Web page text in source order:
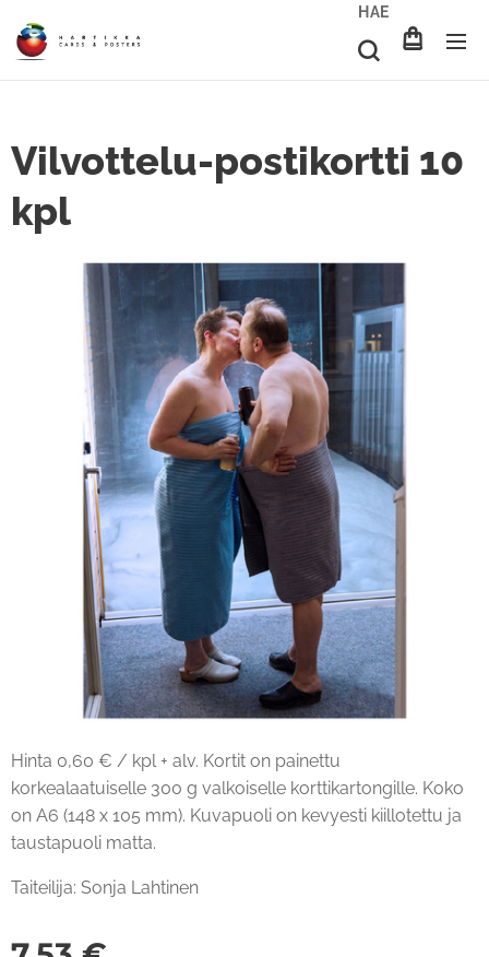
HAE
Vilvottelu-postikortti 10
kpl
Hinta 0,60 € / kpl + alv. Kortit on painettu
korkealaatuiselle 300 g valkoiselle korttikartongille. Koko
on A6 (148 x 105 mm). Kuvapuoli on kevyesti kiillotettu ja
taustapuoli matta.
Taiteilija: Sonja Lahtinen